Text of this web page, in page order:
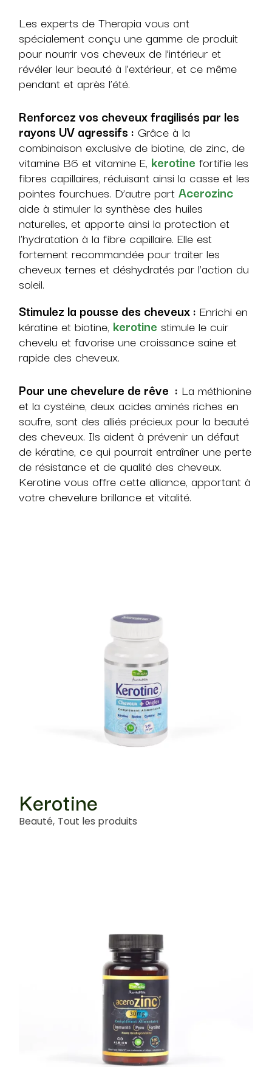
Les experts de Therapia vous ont
spécialement conçu une gamme de produit
pour nourrir vos cheveux de l’intérieur et
révéler leur beauté à l’extérieur, et ce même
pendant et après l’été.
Renforcez vos cheveux fragilisés par les
rayons UV agressifs : Grâce à la
combinaison exclusive de biotine, de zinc, de
vitamine B6 et vitamine E, kerotine fortifie les
fibres capillaires, réduisant ainsi la casse et les
pointes fourchues. D’autre partAcerozinc
aide à stimuler la synthèse des huiles
naturelles, et apporte ainsi la protection et
l’hydratation à la fibre capillaire. Elle est
fortement recommandée pour traiter les
cheveux ternes et déshydratés par l’action du
soleil.
Stimulez la pousse des cheveux : Enrichi en
kératine et biotine, kerotine stimule le cuir
chevelu et favorise une croissance saine et
rapide des cheveux.
Pour une chevelure de rêve : La méthionine
et la cystéine, deux acides aminés riches en
soufre, sont des alliés précieux pour la beauté
des cheveux. Ils aident à prévenir un défaut
de kératine, ce qui pourrait entraîner une perte
de résistance et de qualité des cheveux.
Kerotine vous offre cette alliance, apportant à
votre chevelure brillance et vitalité.
Kerotine
Beauté Tout les produits